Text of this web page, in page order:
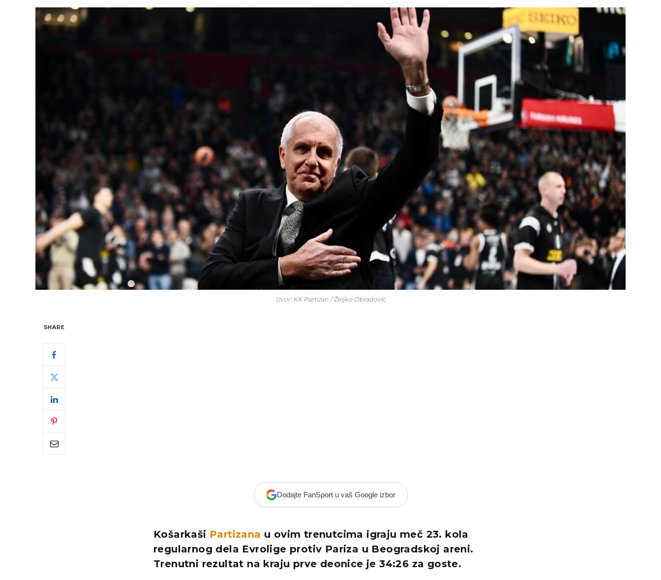
Izvor: KK Partizan / Željko Obradović
SHARE
Dodajte FanSport u vaš Google izbor
Košarkaši Partizana u ovim trenutcima igraju meč 23. kola
regularnog dela Evrolige protiv Pariza u Beogradskoj areni.
Trenutni rezultat na kraju prve deonice je 34:26 za goste.